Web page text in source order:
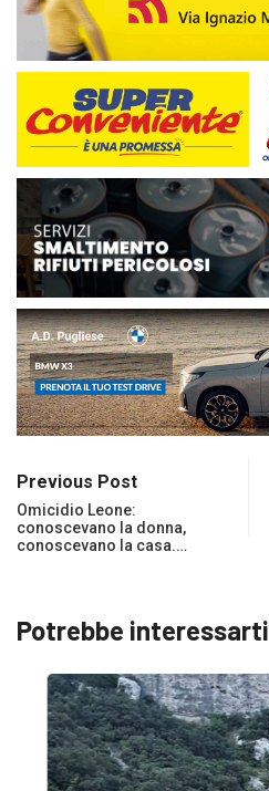
Previous Post
Omicidio Leone:
conoscevano la donna,
conoscevano la casa.…
Potrebbe interessarti